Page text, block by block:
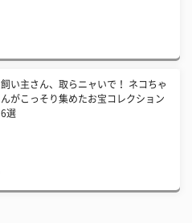
飼い主さん、取らニャいで！ ネコちゃ
んがこっそり集めたお宝コレクション
6選